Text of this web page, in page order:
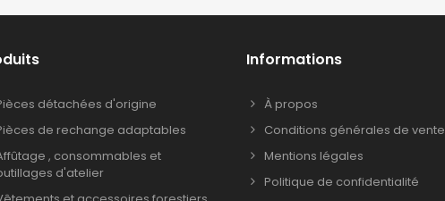
détachées d'origine
de rechange adaptables
, consommables et
d'atelier
Informations
À propos
Conditions générales de vente
Mentions légales
Politique de confidentialité